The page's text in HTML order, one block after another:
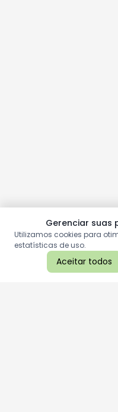
Gerenciar suas
Utilizamos cookies para
estatísticas de uso.
Aceitar todos